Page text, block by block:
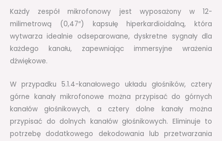
Każdy zespół mikrofonowy jest wyposażony w 12-
milimetrową (0,47″) kapsułę hiperkardioidalną, która
wytwarza idealnie odseparowane, dyskretne sygnały dla
każdego kanału, zapewniając immersyjne wrażenia
dźwiękowe.
W przypadku 5.1.4-kanałowego układu głośników, cztery
górne kanały mikrofonowe można przypisać do górnych
kanałów głośnikowych, a cztery dolne kanały można
przypisać do dolnych kanałów głośnikowych. Eliminuje to
potrzebę dodatkowego dekodowania lub przetwarzania